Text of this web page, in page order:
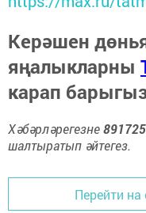
Керәшен
яңалыкларны
карап
Хәбәрләрегезне
шалтыратып әйтегез.
Перейти на